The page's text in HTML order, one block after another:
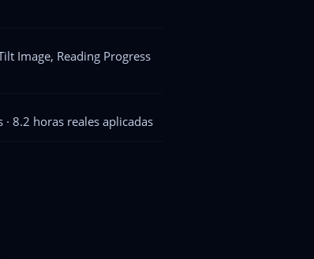
Image, Reading Progress
8.2 horas reales aplicadas